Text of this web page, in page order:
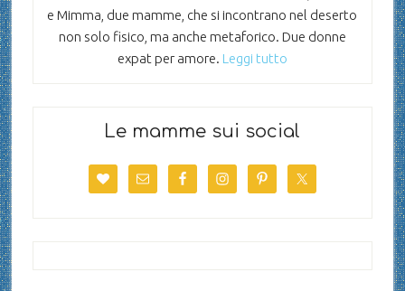
e Mimma, due mamme, che si incontrano nel deserto
non solo fisico, ma anche metaforico. Due donne
expat per amore. Leggi tutto
Le mamme sui social